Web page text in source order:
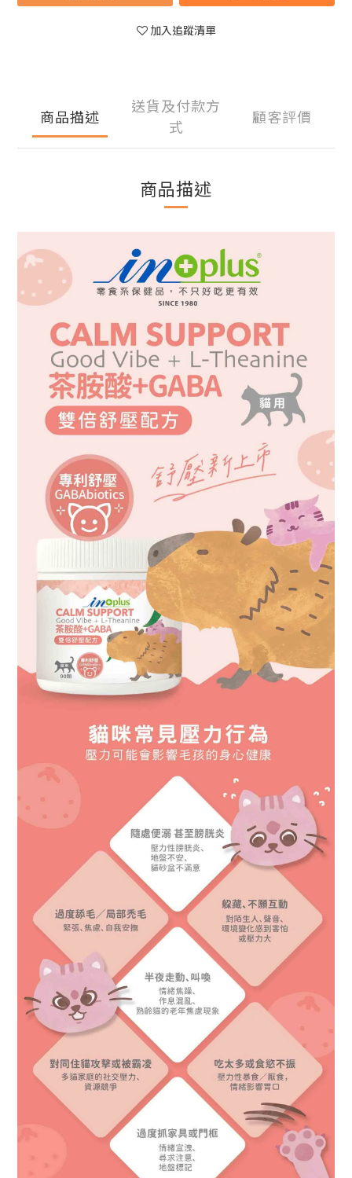
加入追蹤清單
商品描述
送貨及付款方
式
顧客評價
商品描述